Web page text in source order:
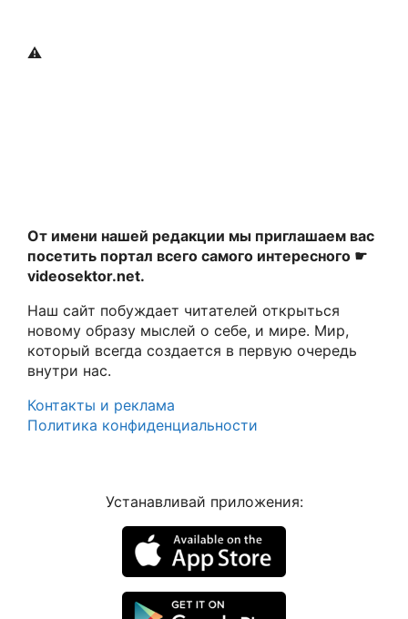
От имени нашей редакции мы приглашаем вас
посетить портал всего самого интересного ☛
videosektor.net.
Наш сайт побуждает читателей открыться
новому образу мыслей о себе, и мире. Мир,
который всегда создается в первую очередь
внутри нас.
Контакты и реклама
Политика конфиденциальности
Устанавливай приложения: